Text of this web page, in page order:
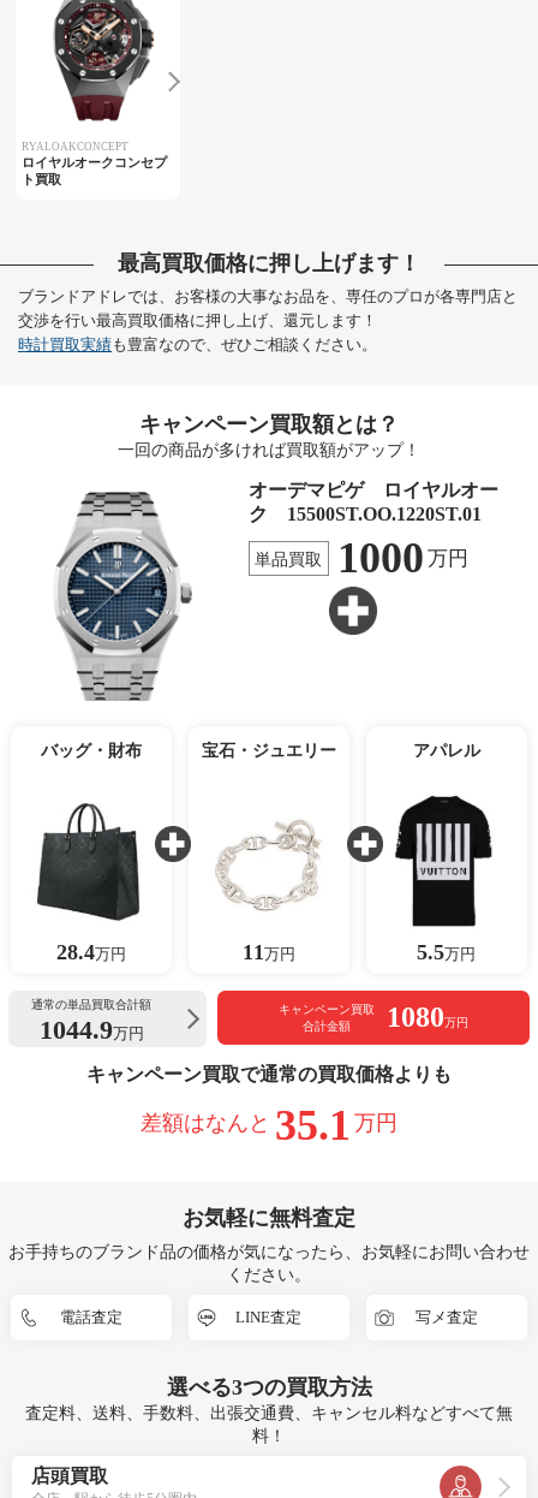
RYALOAKCONCEPT
ロイヤルオークコンセプ
ト買取
最高買取価格に押し上げます！
ブランドアドレでは、お客様の大事なお品を、専任のプロが各専門店と
交渉を行い最高買取価格に押し上げ、還元します！
時計買取実績も豊富なので、ぜひご相談ください。
キャンペーン買取額とは？
一回の商品が多ければ買取額がアップ！
オーデマピゲ ロイヤルオー
ク 15500ST.OO.1220ST.01
単品買取 1000 万円
バッグ・財布
28.4万円
宝石・ジュエリー
11 万円
アパレル
5.5万円
通常の単品買取合計額
1044.9万円
キャンペーン買取
合計金額
1080万円
キャンペーン買取で通常の買取価格よりも
差額はなんと 35.1 万円
お気軽に無料査定
お手持ちのブランド品の価格が気になったら、お気軽にお問い合わせ
ください。
電話査定 LINE査定 写メ査定
選べる3つの買取方法
査定料、送料、手数料、出張交通費、キャンセル料などすべて無
料！
店頭買取